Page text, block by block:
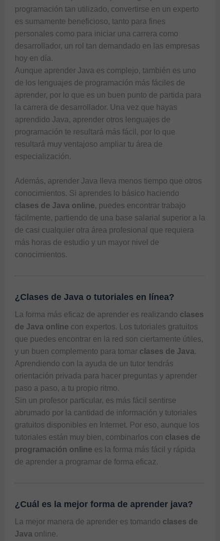
programación tan utilizado, convertirse en un experto
es sumamente beneficioso, tanto para fines
personales como para iniciar una carrera como
desarrollador, un rol tan demandado en las empresas
hoy en día.
Aunque aprender Java es complejo, también es uno
de los lenguajes de programación más fáciles de
aprender, por lo que es un buen punto de partida para
la carrera de desarrollador. Una vez que hayas
aprendido Java, aprender otros lenguajes de
programación te resultará más fácil, por lo que
resultará muy ventajoso ampliar tu área de
especialización.
Además, aprender Java lleva menos tiempo que otros
clases de Java online, puedes encontrar trabajo
fácilmente, partiendo de una base salarial superior a la
de casi cualquier otra área profesional que requiera
más horas de estudio y un mayor nivel de
conocimientos.
¿Clases de Java o tutoriales en línea?
La forma más eficaz de aprender es realizando clases
de Java online con expertos. Los tutoriales gratuitos
que puedes encontrar en la red son ciertamente útiles,
y un buen complemento para tomar clases de Java.
Aprendiendo con la ayuda de un tutor tendrás
orientación privada para hacer preguntas y aprender
paso a paso, a tu propio ritmo.
Sin un profesor particular, es más fácil sentirse
abrumado por la cantidad de información y tutoriales
gratuitos disponibles en Internet. Por eso, aunque los
tutoriales están muy bien, combinarlos con clases de
programación online es la forma más fácil y rápida
de aprender a programar de forma eficaz.
¿Cuál es la mejor forma de aprender java?
La mejor manera de aprender es tomando clases de
Java online.